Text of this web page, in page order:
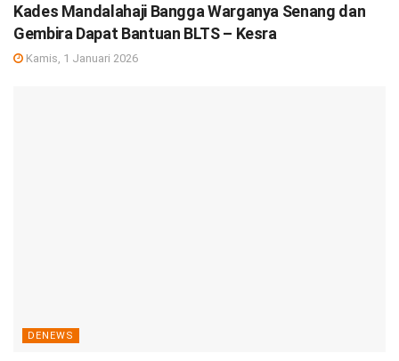
Kades Mandalahaji Bangga Warganya Senang dan
Gembira Dapat Bantuan BLTS – Kesra
Kamis, 1 Januari 2026
DENEWS